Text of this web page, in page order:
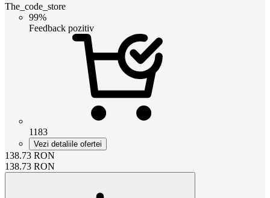
The_code_store
99%
Feedback pozitiv
1183
Vezi detaliile ofertei
138.73 RON
138.73 RON